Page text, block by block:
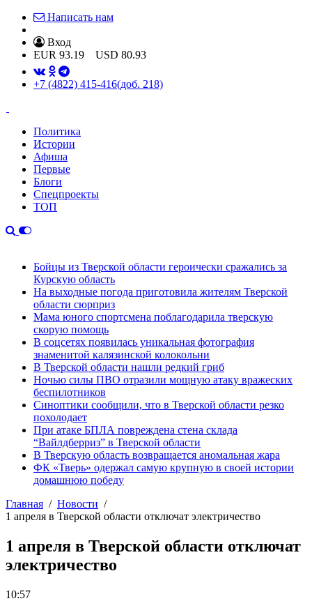
Написать нам
Вход
EUR 93.19 USD 80.93
+7 (4822) 415-416(доб. 218)
Политика
Истории
Афиша
Первые
Блоги
Спецпроекты
ТОП
Бойцы из Тверской области героически сражались за
Курскую область
На выходные погода приготовила жителям Тверской
области сюрприз
Мама юного спортсмена поблагодарила тверскую
скорую помощь
В соцсетях появилась уникальная фотография
знаменитой калязинской колокольни
В Тверской области нашли редкий гриб
Ночью силы ПВО отразили мощную атаку вражеских
беспилотников
Синоптики сообщили, что в Тверской области резко
похолодает
При атаке БПЛА повреждена стена склада
“Вайлдберриз” в Тверской области
В Тверскую область возвращается аномальная жара
ФК «Тверь» одержал самую крупную в своей истории
домашнюю победу
Главная
Новости
1 апреля в Тверской области отключат электричество
1 апреля в Тверской области отключат
электричество
10:57